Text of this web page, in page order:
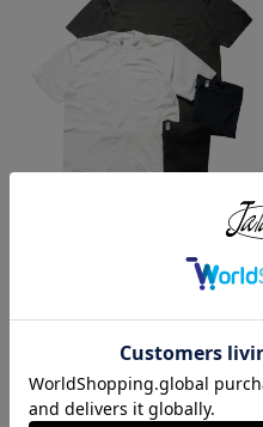
ロサンゼルスアパレル LOSANGE
LES APPAREL 1809GD 6.5オンス
半袖 ガーメントダイ ポケットTシ